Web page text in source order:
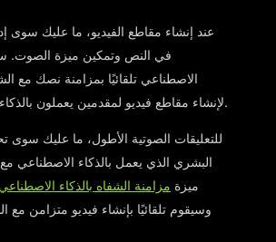
عند إنشاء مقاطع الفيديو، ما عليك سوى
في النص وتمكين ميزة الصوت.
الاصطناعي تلقائيًا بمزامنة نصك مع
لإنشاء مقاطع فيديو لمقدمين يعملون بالذكاء الاصطناعي.
للتعليقات الصوتية الأطول، ما عليك سوى
البشري الذي يعمل بالذكاء الاصطناعي
ميزة مزامنة الشفاه بالذكاء الاصطناعي
وسيقوم تلقائيًا بإنشاء فيديو متزامن مع